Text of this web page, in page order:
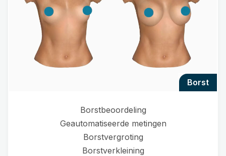
borst
Borstbeoordeling
Geautomatiseerde metingen
Borstvergroting
Borstverkleining